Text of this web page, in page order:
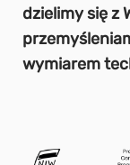
dzielimy się z
wymiarem